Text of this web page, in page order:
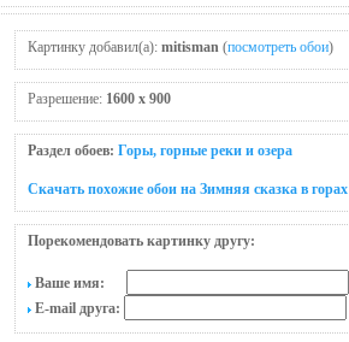
Картинку добавил(а): mitisman (посмотреть обои)
Разрешение: 1600 x 900
Раздел обоев: Горы, горные реки и озера
Скачать похожие обои на Зимняя сказка в горах
Порекомендовать картинку другу:
Ваше имя:
E-mail друга: